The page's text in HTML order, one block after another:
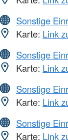
Sonstige
Karte: Link
Sonstige
Karte: Link
Sonstige
Karte: Link
Sonstige
Karte: Link